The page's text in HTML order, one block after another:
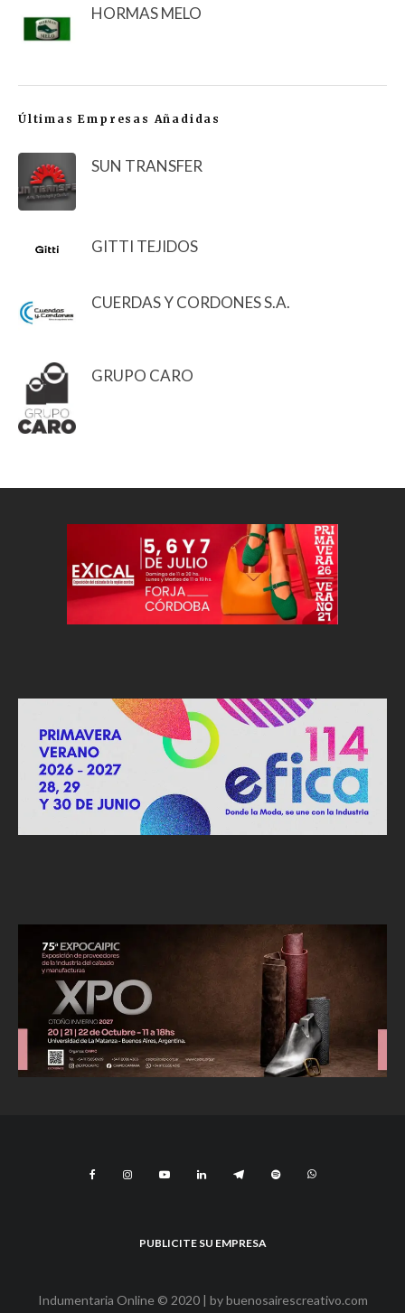
HORMAS MELO
Últimas Empresas Añadidas
SUN TRANSFER
GITTI TEJIDOS
CUERDAS Y CORDONES S.A.
GRUPO CARO
PUBLICITE SU EMPRESA
Indumentaria Online © 2020 | bybuenosairescreativo.com